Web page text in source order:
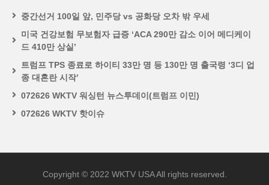
중간선거 100일 앞, 민주당 vs 공화당 오차 밖 우세
미국 건강보험 무보험자 급증 ‘ACA 290만 감소 이어 메디케이
드 410만 상실’
트럼프 TPS 종료로 하이티 33만 명 등 130만 명 출국령 ‘3디 업
종 대혼란 시작’
072626 WKTV 워싱턴 뉴스투데이(트럼프 이민)
072626 WKTV 핫이슈
Copyright © 2022 WKTV USA All rights reserved.